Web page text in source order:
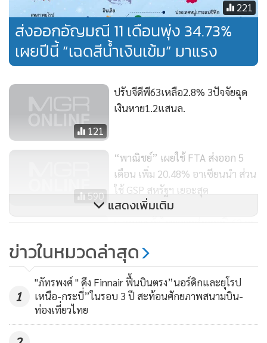
ตัวดีขึ้น และทำให้มุมมองและความคาดหวังในอนาคตของ
ประชาชนกลับขึ้นมาอยู่ในช่วงเชื่อมั่นได้ในระยะต่อไป”
ทั้งนี้ ในด้านการส่งออก นายจุรินทร์ ลักษณวิศิษฎ์ รองนายก
คณะผู้แทนการค้าไทยเดินทางไปขยายตลาดรวม 18 ประเทศ
ได้แก่ ตลาดเดิม เช่น จีน ญี่ปุ่น เยอรมนี อังกฤษ สหภาพยุโรป
ตลาดใหม่ เช่น อินเดีย ตุรกี ศรีลังกา บังกลาเทศ แอฟริกาใต้
กัมพูชา แต่เฉพาะจีนและอินเดียจะเจาะตลาดลึกเป็นรายมณฑล
และรายรัฐมากขึ้น โดยอินเดียจะนำร่องไปเมืองเบงกาลูรู และ
ไฮเดอราบัด ระหว่างวันที่ 16-20 ม.ค. 2563 พร้อมกับทำการ
ศึกษาสินค้าที่มีโอกาสส่งออกท่ามกลางสถานการณ์การค้าโลกที่
สินค้า เช่น ไก่แปรรูป เครื่องดื่ม นาฬิกาและส่วนประกอบ รถ
จักรยานยนต์ เครื่องใช้บนโต๊ะอาหาร เครื่องครัวและของใช้ใน
บ้านเรือน เป็นต้น
หน่วยงานที่เกี่ยวข้อง ขณะนี้อยู่ระหว่างการเจรจาให้สหรัฐฯ
221
ส่งออกอัญมณี 11 เดือนพุ่ง 34.73%
เผยปีนี้ “เฉดสีน้ำเงินเข้ม” มาแรง
121
ปรับจีดีพี63เหลือ2.8% 3ปัจจัยฉุด
เงินหาย1.2แสนล.
590
“พาณิชย์” เผยใช้ FTA ส่งออก 5
เดือน เพิ่ม 20.48% อาเซียนนำ ส่วน
ใช้ GSP สหรัฐฯ เยอะสุด
418
ม.หอการค้าไทยคาดส่งออกปี 63 ลบ
บาทแข็งฉุด
แสดงเพิ่มเติม
ข่าวในหมวดล่าสุด
1
"ภัทรพงศ์ " ดึง Finnair ฟื้นบินตรง”นอร์ดิกและยุโรป
เหนือ-กระบี่”ในรอบ 3 ปี สะท้อนศักยภาพสนามบิน-
ท่องเที่ยวไทย